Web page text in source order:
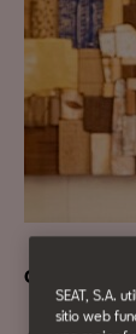
Cultura
SEAT, S.A.
sitio web